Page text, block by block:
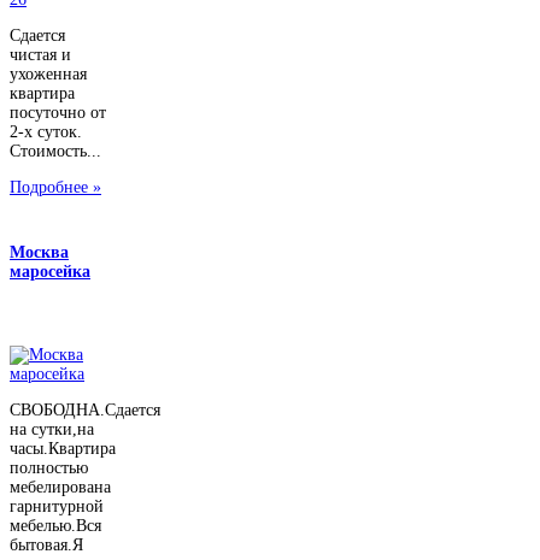
Сдается
чистая и
ухоженная
квартира
посуточно от
2-х суток.
Стоимость...
Подробнее »
Москва
маросейка
СВОБОДНА.Сдается
на сутки,на
часы.Квартира
полностью
мебелирована
гарнитурной
мебелью.Вся
бытовая.Я